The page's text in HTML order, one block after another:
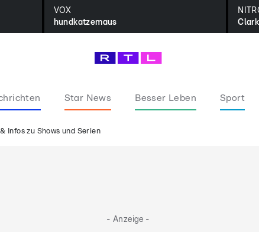
VOX
hundkatzemaus
Star News Besser Leben Sport
Infos zu Shows und Serien
- Anzeige -